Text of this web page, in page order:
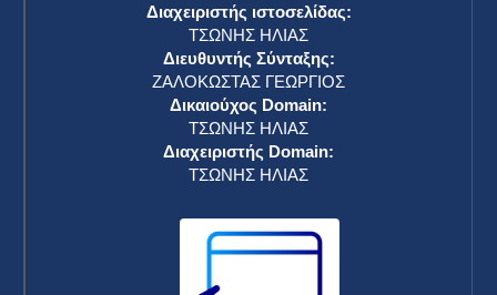
Διαχειριστής ιστοσελίδας:
ΤΣΩΝΗΣ ΗΛΙΑΣ
Διευθυντής Σύνταξης:
ΖΑΛΟΚΩΣΤΑΣ ΓΕΩΡΓΙΟΣ
Δικαιούχος Domain:
ΤΣΩΝΗΣ ΗΛΙΑΣ
Διαχειριστής Domain:
ΤΣΩΝΗΣ ΗΛΙΑΣ